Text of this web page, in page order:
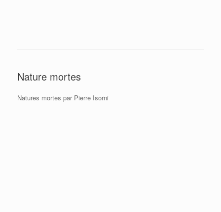
Nature mortes
Natures mortes par Pierre Isorni